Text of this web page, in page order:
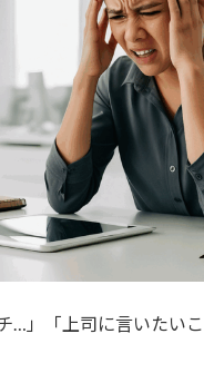
…」「上司に言いたい